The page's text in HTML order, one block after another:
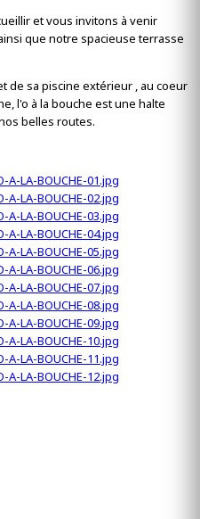
et vous invitons à venir
que notre spacieuse terrasse
de sa piscine extérieur , au coeur
l'o à la bouche est une halte
belles routes.